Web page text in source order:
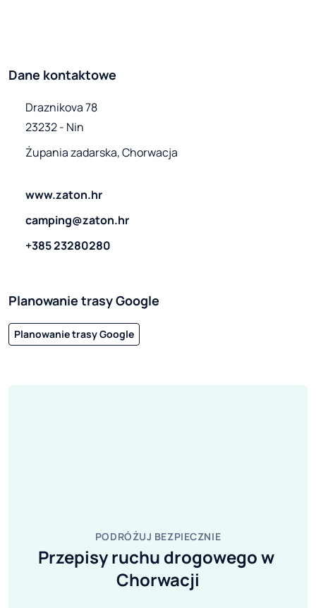
Dane kontaktowe
Draznikova 78
23232 - Nin
Żupania zadarska, Chorwacja
www.zaton.hr
camping@zaton.hr
+385 23280280
Planowanie trasy Google
Planowanie trasy Google
PODRÓŻUJ BEZPIECZNIE
Przepisy ruchu drogowego w
Chorwacji